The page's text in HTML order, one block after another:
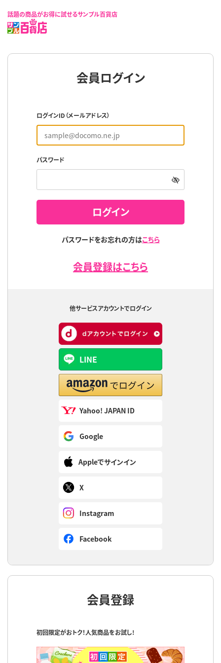
話題の商品がお得に試せるサンプル百貨店
会員ログイン
ログインID（メールアドレス）
パスワード
ログイン
パスワードをお忘れの方はこちら
会員登録はこちら
他サービスアカウントでログイン
LINE
Yahoo! JAPAN ID
Google
Appleでサインイン
X
Instagram
Facebook
会員登録
初回限定がおトク！人気商品をお試し!